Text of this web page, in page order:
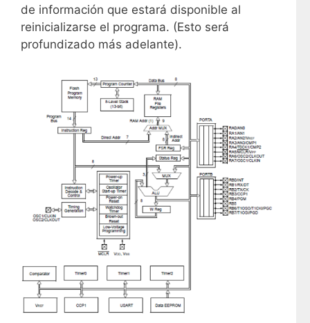
de información que estará disponible al
reinicializarse el programa. (Esto será
profundizado más adelante).